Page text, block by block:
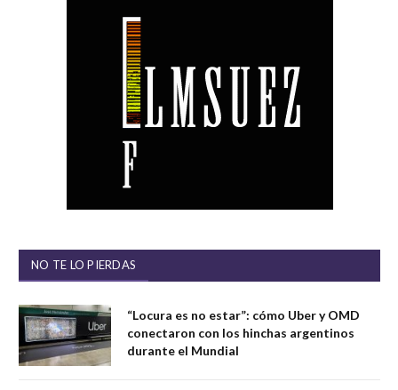
NO TE LO PIERDAS
“Locura es no estar”: cómo Uber y OMD
conectaron con los hinchas argentinos
durante el Mundial